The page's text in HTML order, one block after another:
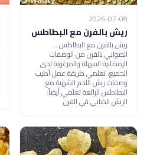
2026-07-08
ريش بالفرن مع البطاطس
ريش بالفرن مع البطاطس ..
الصواني بالفرن من الوصفات
الرمضانية السهلة والمرغوبة لدى
الجميع، تعلمي طريقة عمل أطيب
وصفات ريش اللحم الشهية مع
البطاطس الرائعة تعلمي أيضاً:
الريش الضاني في الفرن